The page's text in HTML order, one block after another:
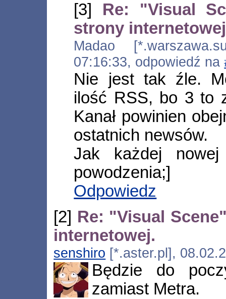
[3] Re: "Visual
strony
Madao
07:16:33, odpowiedź na
Nie jest tak źle.
ilość RSS, bo 3 to
Kanał powinien
ostatnich newsów.
Jak każdej
powodzenia;]
Odpowiedz
[2] Re: "Visual
internetowej.
senshiro [*.aster.pl],
Będzie do
zamiast Metra.